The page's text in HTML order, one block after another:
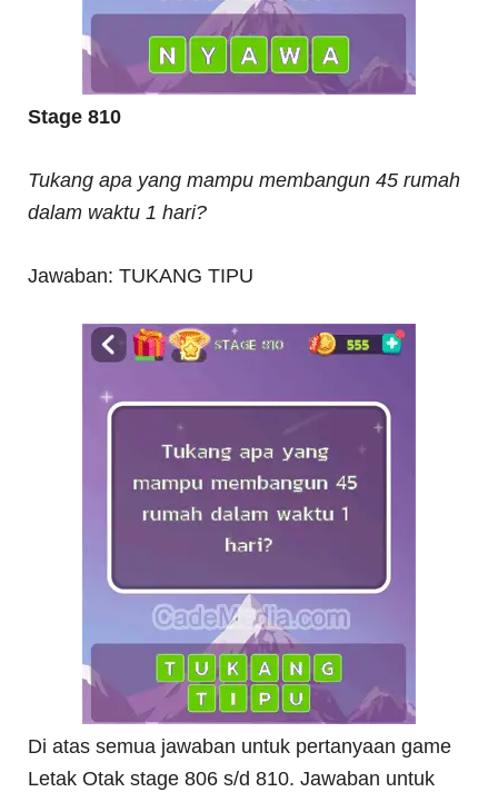
Stage 810
Tukang apa yang mampu membangun 45 rumah
dalam waktu 1 hari?
Jawaban: TUKANG TIPU
Di atas semua jawaban untuk pertanyaan game
Letak Otak stage 806 s/d 810. Jawaban untuk